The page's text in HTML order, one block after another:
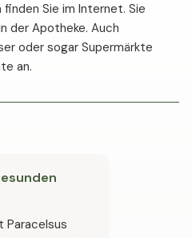
Sie im Internet. Sie
der Apotheke. Auch
oder sogar Supermärkte
an.
Paracelsus